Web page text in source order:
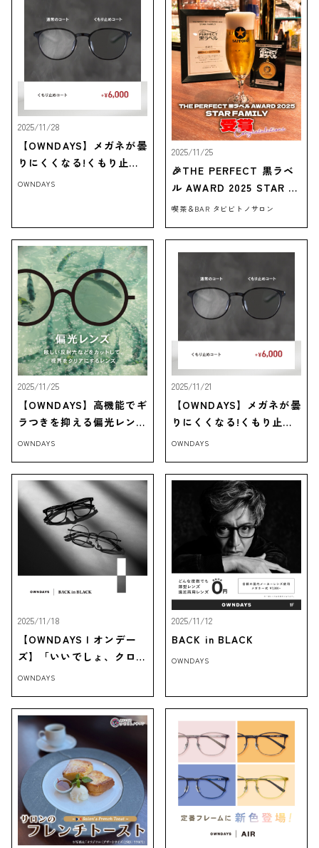
2025/11/28
【OWNDAYS】メガネが曇
りにくくなる!くもり止め
コートをご紹介
OWNDAYS
2025/11/25
🎉THE PERFECT 黒ラベ
ル AWARD 2025 STAR F
AMILYに選ばれました！🎊
喫茶＆BAR タビビトノサロン
2025/11/25
【OWNDAYS】高機能でギ
ラつきを抑える偏光レンズ
をご紹介!
OWNDAYS
2025/11/21
【OWNDAYS】メガネが曇
りにくくなる!くもり止め
コートをご紹介
OWNDAYS
2025/11/18
【OWNDAYS | オンデー
ズ】「いいでしょ、クロブ
チ。」
OWNDAYS
2025/11/12
BACK in BLACK
OWNDAYS